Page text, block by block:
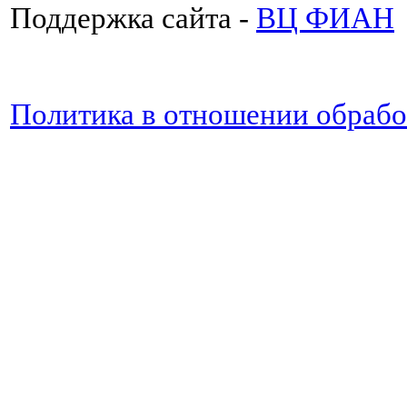
Поддержка сайта - ВЦ ФИАН
Политика в отношении